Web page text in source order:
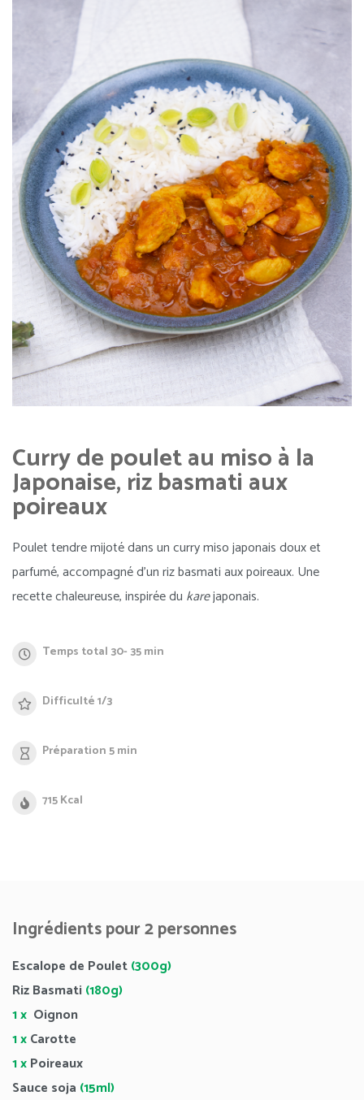
Curry de poulet au miso à la
Japonaise, riz basmati aux
poireaux
Poulet tendre mijoté dans un curry miso japonais doux et
parfumé, accompagné d’un riz basmati aux poireaux. Une
recette chaleureuse, inspirée du karejaponais.
Temps total 30- 35 min
Difficulté 1/3
Préparation 5 min
715 Kcal
Ingrédients pour 2 personnes
Escalope de Poulet(300g)
Riz Basmati(180g)
1 x Oignon
1 xCarotte
1 xPoireaux
Sauce soja (15ml)